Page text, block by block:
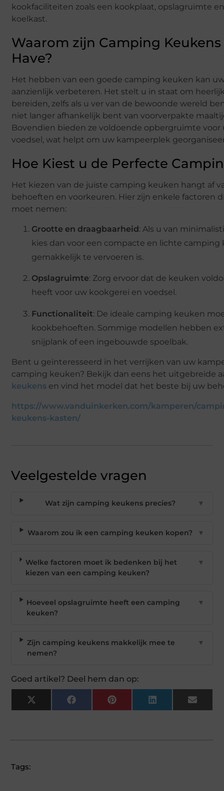
kookfaciliteiten zoals een kookplaat, opslagruimte
koelkast.
Waarom zijn Camping
Have?
Het hebben van een goede camping keuken kan
aanzienlijk verbeteren. Het stelt u in staat om
bereiden, zelfs als u ver van de bewoonde wereld
niet langer afhankelijk bent van voorverpakte
Bovendien bieden ze voldoende opbergruimte voor
voedsel, wat helpt om uw kampeerplek
Hoe Kiest u de Perfecte
Het kiezen van de juiste camping keuken hangt af
behoeften en voorkeuren. Hier zijn enkele factoren
moet nemen:
Grootte en draagbaarheid: Als u van
kies dan voor een compacte en lichte camping
gemakkelijk te vervoeren is.
Opslagruimte: Zorg ervoor dat de keuken
heeft voor uw kookgerei en voedsel.
Functionaliteit: De ideale camping keuken
kookbehoeften. Sommige modellen hebben
snijplank of een ingebouwde spoelbak.
Bent u geïnteresseerd in het verrijken van uw
camping keuken? Bekijk dan eens het uitgebreide
keukens en vind het model dat het beste bij uw
https://www.vanduinkerken.com/kamperen/
keukens-kasten/
Veelgestelde vragen
Wat zijn camping keukens precies? ▼
Waarom zou ik een camping keuken kopen? ▼
Welke factoren moet ik bedenken bij het
kiezen van een camping keuken?
▼
Hoeveel opslagruimte heeft een camping
keuken?
▼
Zijn camping keukens makkelijk mee te
nemen?
▼
Goed artikel? Deel hem dan op:
X
(Twitter)
Facebook Pinterest LinkedIn Email
Tags: